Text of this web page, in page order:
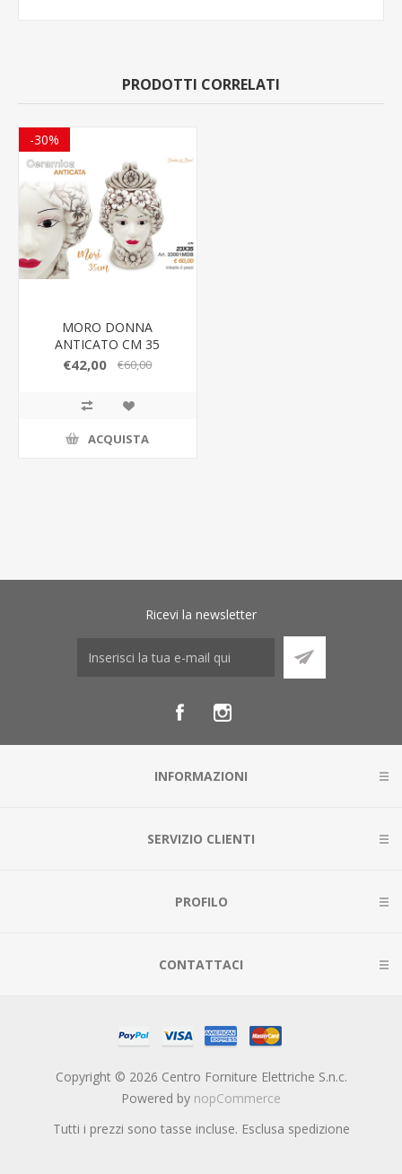
PRODOTTI CORRELATI
-30%
MORO DONNA
ANTICATO CM 35
GIARDINI DI MARZO
€42,00 €60,00
ACQUISTA
Ricevi la newsletter
INFORMAZIONI
SERVIZIO CLIENTI
PROFILO
CONTATTACI
Copyright © 2026 Centro Forniture Elettriche S.n.c.
Powered by nopCommerce
Tutti i prezzi sono tasse incluse. Esclusa spedizione